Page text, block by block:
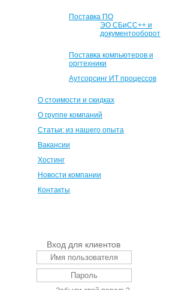
Поставка ПО
ЭО СБиСС++ и
документооборот
Поставка компьютеров и
оргтехники
Аутсорсинг ИТ процессов
О стоимости и скидках
О группе компаний
Статьи: из нашего опыта
Вакансии
Хостинг
Новости компании
Контакты
Вход для клиентов